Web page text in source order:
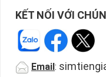
KẾT NỐI VỚI
Email: